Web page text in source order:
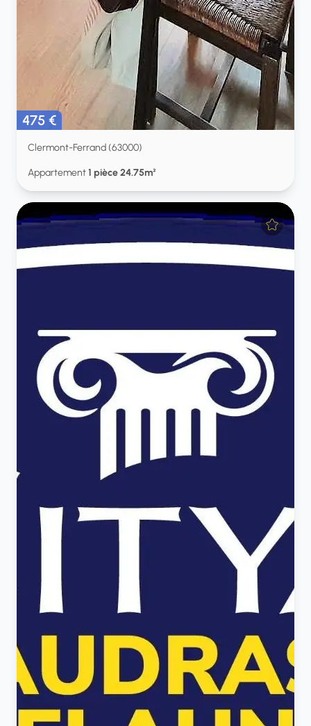
475 €
Clermont-Ferrand (63000)
Appartement1 pièce 24.75m²